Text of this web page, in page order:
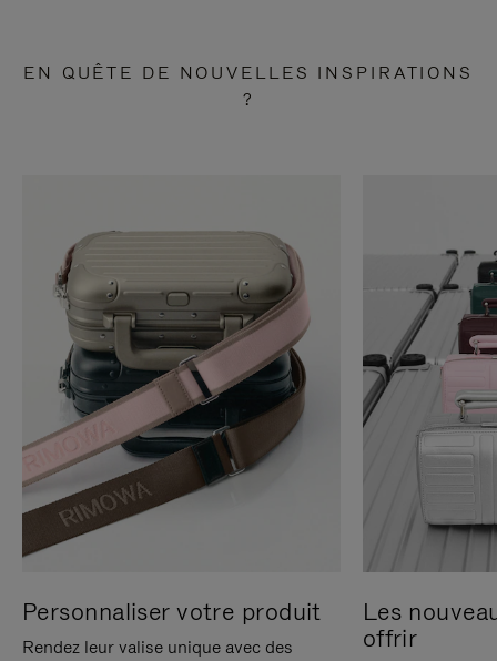
EN QUÊTE DE NOUVELLES INSPIRATIONS
?
Personnaliser votre produit
Rendez leur valise unique avec des
Les
offrir